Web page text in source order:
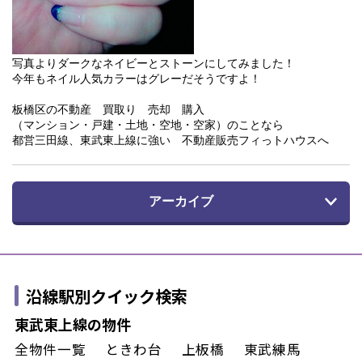
写真よりダークなネイビーとストーンにしてみました！
今年もネイル人気カラーはグレーだそうですよ！
板橋区の不動産 買取り 売却 購入
（マンション・戸建・土地・空地・空家）のことなら
都営三田線、東武東上線に強い 不動産販売フィっトハウスへ
アーカイブ
沿線駅別クイック検索
東武東上線の物件
全物件一覧 ときわ台 上板橋 東武練馬